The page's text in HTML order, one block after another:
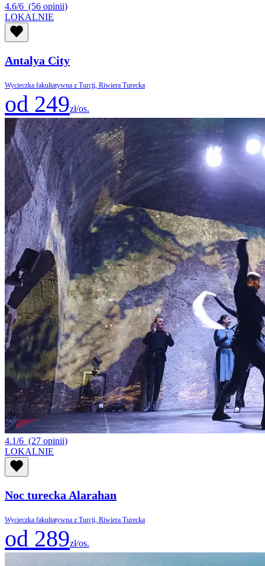
4.6/6 (56 opinii)
LOKALNIE
Antalya City
Wycieczka fakultatywna z Turcji, Riwiera Turecka
od 249zł/os.
4.1/6 (27 opinii)
LOKALNIE
Noc turecka Alarahan
Wycieczka fakultatywna z Turcji, Riwiera Turecka
od 289zł/os.